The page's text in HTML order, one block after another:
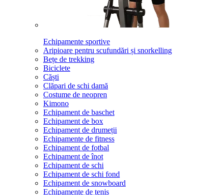
Echipamente sportive
Aripioare pentru scufundări și snorkelling
Bețe de trekking
Biciclete
Căști
Clăpari de schi damă
Costume de neopren
Kimono
Echipament de baschet
Echipament de box
Echipament de drumeții
Echipamente de fitness
Echipament de fotbal
Echipament de înot
Echipament de schi
Echipament de schi fond
Echipament de snowboard
Echipamente de tenis